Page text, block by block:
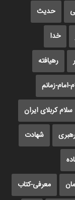
حدیث
خدا
رهیافته
امام-زمانم
سلام کربلای ایران
شهادت
معرفی-کتاب